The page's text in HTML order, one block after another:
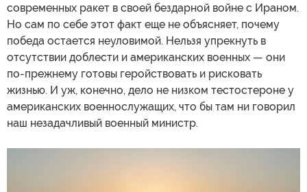
современных ракет в своей бездарной войне с Ираном.
Но сам по себе этот факт еще не объясняет, почему
победа остается неуловимой. Нельзя упрекнуть в
отсутствии доблести и американских военных — они
по-прежнему готовы геройствовать и рисковать
жизнью. И уж, конечно, дело не низком тестостероне у
американских военнослужащих, что бы там ни говорил
наш незадачливый военный министр.